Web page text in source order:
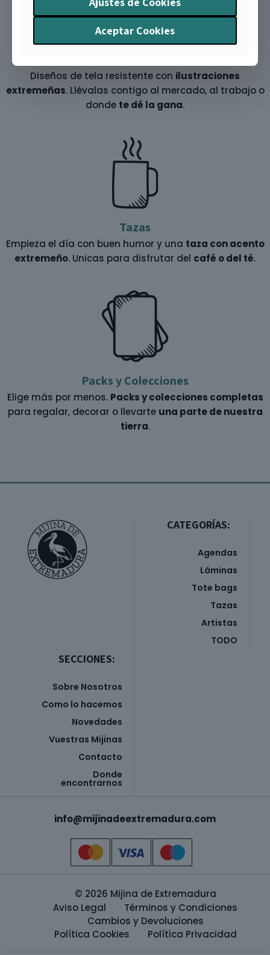
Diseños de tela resistente con ilustraciones
extremeñas. Llévalas contigo al mercado, al trabajo o
donde te dé la gana.
Tazas
Empieza el día con buen humor y una taza con acento
extremeño. Unicas para disfrutar del café o del té.
Packs y Colecciones
Elige más por menos. Packs y colecciones completas
para regalar, decorar o llevarte una parte de nuestra
tierra.
CATEGORÍAS:
Agendas
Láminas
Tote bags
Tazas
Artistas
TODO
SECCIONES:
Sobre Nosotros
Como lo hacemos
Novedades
Vuestras Mijinas
Contacto
Donde
encontrarnos
info@mijinadeextremadura.com
© 2026 Mijina de Extremadura
Aviso Legal
Términos y Condiciones
Cambios y Devoluciones
Política Cookies
Política Privacidad
Aceptar Cookies